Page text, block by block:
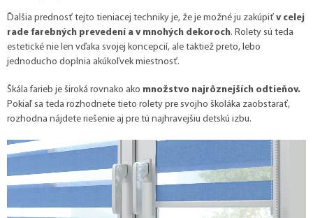
Ďalšia prednosť tejto tieniacej techniky je, že je možné ju zakúpiť v celej
rade farebných prevedení a v mnohých dekoroch. Rolety sú teda
estetické nie len vďaka svojej koncepcií, ale taktiež preto, lebo
jednoducho doplnia akúkoľvek miestnosť.
Škála farieb je široká rovnako ako množstvo najrôznejších odtieňov.
Pokiaľ sa teda rozhodnete tieto rolety pre svojho školáka zaobstarať,
rozhodna nájdete riešenie aj pre tú najhravejšiu detskú izbu.